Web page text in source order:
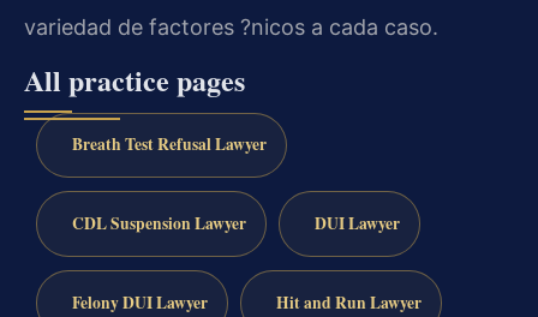
variedad de factores ?nicos a cada caso.
All practice pages
Breath Test Refusal Lawyer
CDL Suspension Lawyer DUI Lawyer
Felony DUI Lawyer Hit and Run Lawyer